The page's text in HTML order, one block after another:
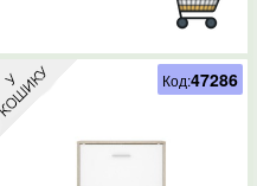
Код:47286